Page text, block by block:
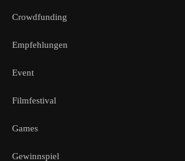
Crowdfunding
Empfehlungen
Event
Filmfestival
Games
Gewinnspiel